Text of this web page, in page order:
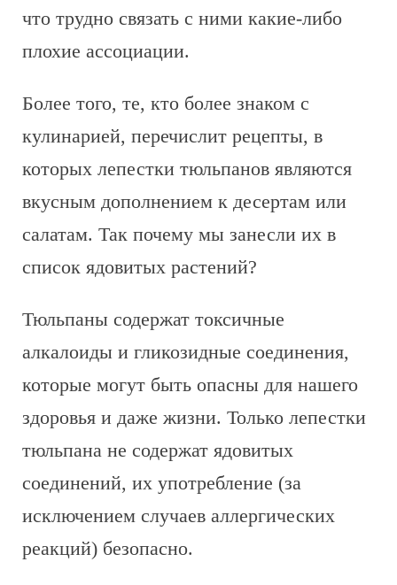
что трудно связать с ними какие-либо
плохие ассоциации.
Более того, те, кто более знаком с
кулинарией, перечислит рецепты, в
которых лепестки тюльпанов являются
вкусным дополнением к десертам или
салатам. Так почему мы занесли их в
список ядовитых растений?
Тюльпаны содержат токсичные
алкалоиды и гликозидные соединения,
которые могут быть опасны для нашего
здоровья и даже жизни. Только лепестки
тюльпана не содержат ядовитых
соединений, их употребление (за
исключением случаев аллергических
реакций) безопасно.